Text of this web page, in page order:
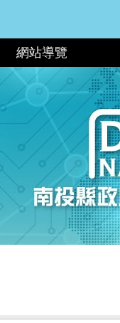
網站導覽